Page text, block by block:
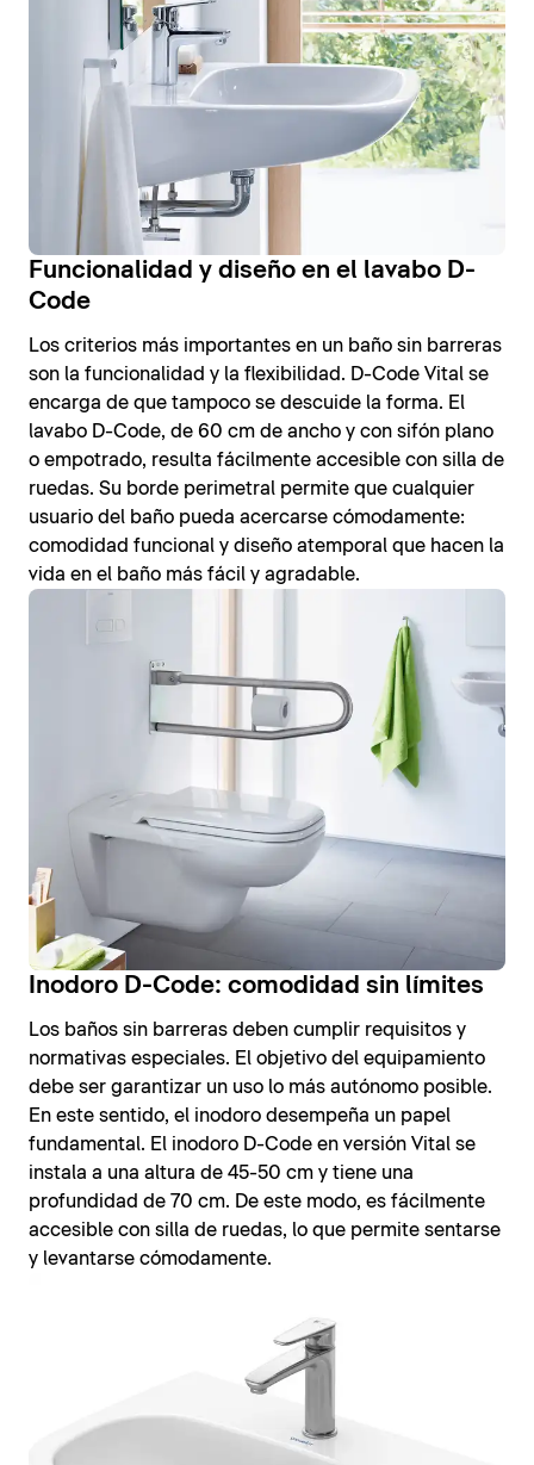
Funcionalidad y diseño en el lavabo D-
Code
Los criterios más importantes en un baño sin barreras
son la funcionalidad y la flexibilidad. D-Code Vital se
encarga de que tampoco se descuide la forma. El
lavabo D-Code, de 60 cm de ancho y con sifón plano
o empotrado, resulta fácilmente accesible con silla de
ruedas. Su borde perimetral permite que cualquier
usuario del baño pueda acercarse cómodamente:
comodidad funcional y diseño atemporal que hacen la
vida en el baño más fácil y agradable.
Inodoro D-Code: comodidad sin límites
Los baños sin barreras deben cumplir requisitos y
normativas especiales. El objetivo del equipamiento
debe ser garantizar un uso lo más autónomo posible.
En este sentido, el inodoro desempeña un papel
fundamental. El inodoro D-Code en versión Vital se
instala a una altura de 45-50 cm y tiene una
profundidad de 70 cm. De este modo, es fácilmente
accesible con silla de ruedas, lo que permite sentarse
y levantarse cómodamente.